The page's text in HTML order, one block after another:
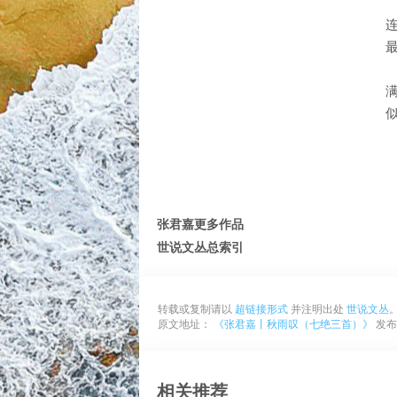
张君嘉更多作品
世说文丛总索引
转载或复制请以 超链接形式 并注明出处 世说文丛
原文地址：
《张君嘉丨秋雨叹（七绝三首）》 发
相关推荐